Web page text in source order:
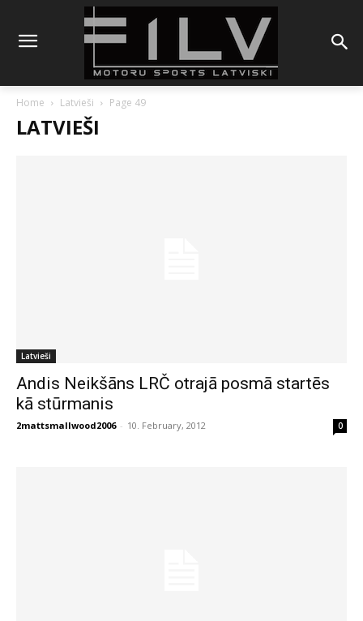
Home Latvieši Page 49
LATVIEŠI
Latvieši
Andis Neikšāns LRČ otrajā posmā startēs
kā stūrmanis
2mattsmallwood2006 - 10. February, 2012 0